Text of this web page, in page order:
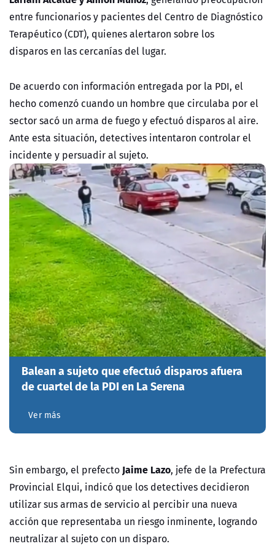
entre funcionarios y pacientes del Centro de Diagnóstico
Terapéutico (CDT), quienes alertaron sobre los
disparos en las cercanías del lugar.
De acuerdo con información entregada por la PDI, el
hecho comenzó cuando un hombre que circulaba por el
sector sacó un arma de fuego y efectuó disparos al aire.
Ante esta situación, detectives intentaron controlar el
incidente y persuadir al sujeto.
Balean a sujeto que efectuó disparos afuera
de cuartel de la PDI en La Serena
Ver más
Sin embargo, el prefectoJaime Lazo, jefe de la Prefectura
Provincial Elqui, indicó que los detectives decidieron
utilizar sus armas de servicio al percibir una nueva
acción que representaba un riesgo inminente, logrando
neutralizar al sujeto con un disparo.